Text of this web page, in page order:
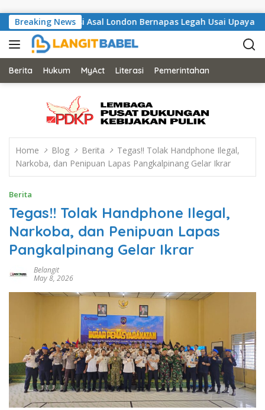
Breaking News
Musisi Asal London Bernapas Legah Usai Upaya PK
Berita Hukum MyAct Literasi Pemerintahan
Home Blog Berita
Tegas!! Tolak Handphone Ilegal,
Narkoba, dan Penipuan Lapas Pangkalpinang Gelar Ikrar
Berita
Tegas!! Tolak Handphone Ilegal,
Narkoba, dan Penipuan Lapas
Pangkalpinang Gelar Ikrar
Belangit
May 8, 2026